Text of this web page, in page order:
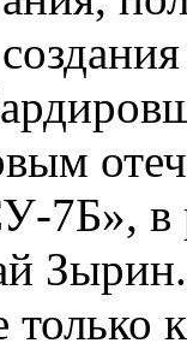
7Б», в